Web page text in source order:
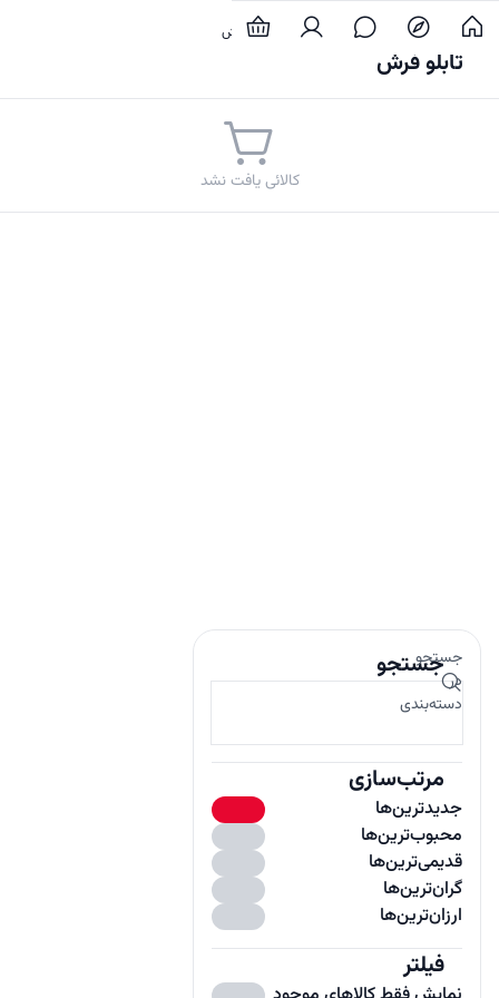
خانه و آشپزخانه فرش تابلو فرش
تابلو فرش
کالائی یافت نشد
جستجو
جستجو
در
دسته‌بندی
مرتب‌سازی
جدیدترین‌ها
محبوب‌ترین‌ها
قدیمی‌ترین‌ها
گران‌ترین‌ها
ارزان‌ترین‌ها
فیلتر